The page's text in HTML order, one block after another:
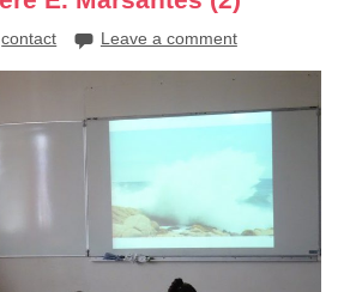
contact Leave a comment